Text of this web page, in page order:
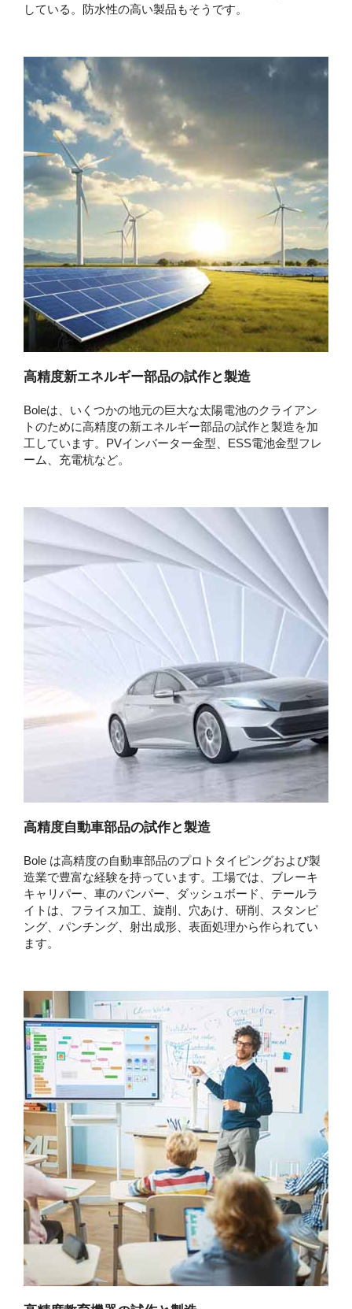
している。防水性の高い製品もそうです。
高精度新エネルギー部品の試作と製造
Boleは、いくつかの地元の巨大な太陽電池のクライアン
トのために高精度の新エネルギー部品の試作と製造を加
工しています。PVインバーター金型、ESS電池金型フレ
ーム、充電杭など。
高精度自動車部品の試作と製造
Bole は高精度の自動車部品のプロトタイピングおよび製
造業で豊富な経験を持っています。工場では、ブレーキ
キャリパー、車のバンパー、ダッシュボード、テールラ
イトは、フライス加工、旋削、穴あけ、研削、スタンピ
ング、パンチング、射出成形、表面処理から作られてい
ます。